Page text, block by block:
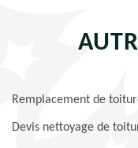
Remplacement de
Devis nettoyage de